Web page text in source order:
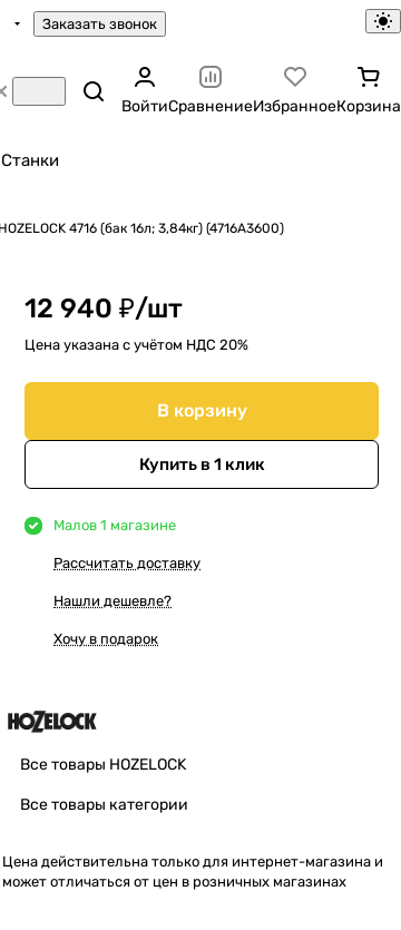
Заказать звонок
ВойтиСравнениеИзбранноеКорзина
Станки
4716 (бак 16л; 3,84кг) (4716A3600)
12 940 ₽/шт
Цена указана с учётом НДС 20%
В корзину
Купить в 1 клик
Малов 1 магазине
Рассчитать доставку
Нашли дешевле?
Хочу в подарок
Все товары HOZELOCK
Все товары категории
Цена действительна только для интернет-магазина и
может отличаться от цен в розничных магазинах